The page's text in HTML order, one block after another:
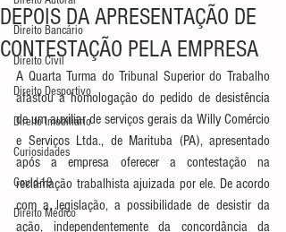
Direito Bancário
Direito Civil
Direito Desportivo
Direito Imobiliário
Curiosidades
Covid-19
Direito Médico
DEPOIS DA APRESENTAÇÃO DE
CONTESTAÇÃO PELA EMPRESA
A Quarta Turma do Tribunal Superior do Trabalho
afastou a homologação do pedido de desistência
de um auxiliar de serviços gerais da Willy Comércio
e Serviços Ltda., de Marituba (PA), apresentado
após a empresa oferecer a contestação na
reclamação trabalhista ajuizada por ele. De acordo
com a legislação, a possibilidade de desistir da
ação, independentemente da concordância da